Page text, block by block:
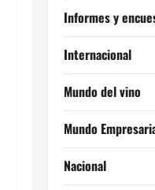
Informes y
Internacional
Mundo del vino
Mundo
Nacional